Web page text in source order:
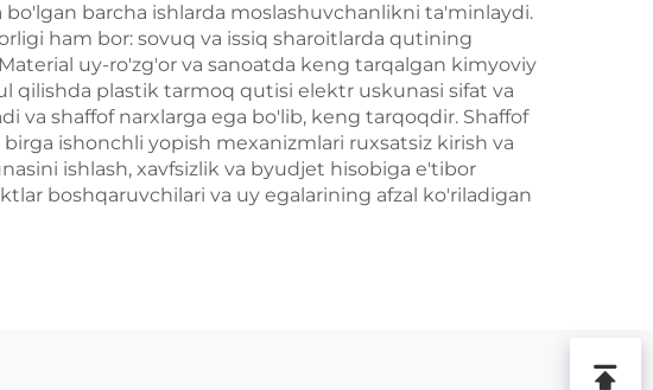
barcha ishlarda moslashuvchanlikni ta'minlaydi.
ham bor: sovuq va issiq sharoitlarda qutining
uy-ro'zg'or va sanoatda keng tarqalgan kimyoviy
qilishda plastik tarmoq qutisi elektr uskunasi sifat va
va shaffof narxlarga ega bo'lib, keng tarqoqdir. Shaffof
ishonchli yopish mexanizmlari ruxsatsiz kirish va
ishlash, xavfsizlik va byudjet hisobiga e'tibor
boshqaruvchilari va uy egalarining afzal ko'riladigan